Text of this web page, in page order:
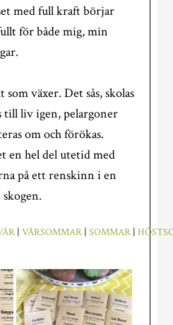
med full kraft börjar
för både mig, min
växer. Det sås, skolas
till liv igen, pelargoner
om och förökas.
en hel del utetid med
på ett renskinn i en
|VÅRSOMMAR | SOMMAR |